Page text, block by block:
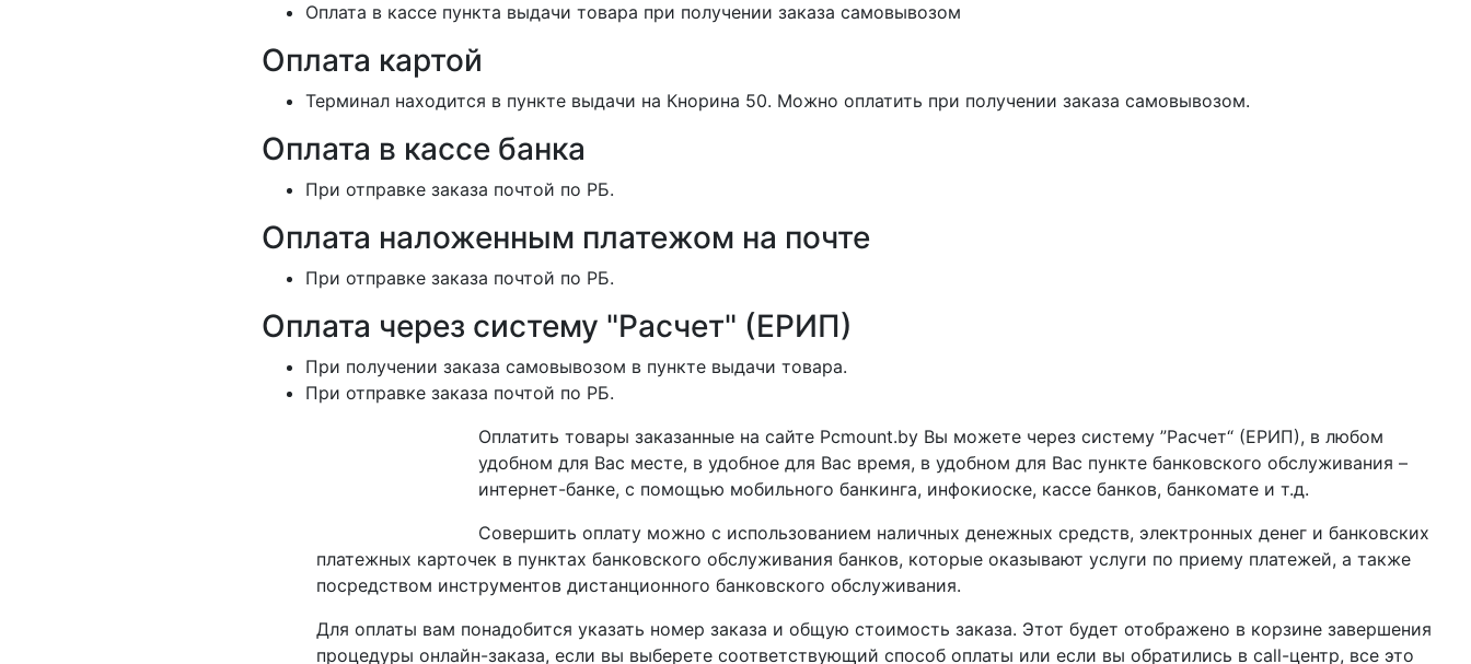
Оплата в кассе пункта выдачи товара при получении заказа самовывозом
Оплата картой
Терминал находится в пункте выдачи на Кнорина 50. Можно оплатить при получении заказа самовывозом.
Оплата в кассе банка
При отправке заказа почтой по РБ.
Оплата наложенным платежом на почте
При отправке заказа почтой по РБ.
Оплата через систему "Расчет" (ЕРИП)
При получении заказа самовывозом в пункте выдачи товара.
При отправке заказа почтой по РБ.
Оплатить товары заказанные на сайте Pcmount.by Вы можете через систему ”Расчет“ (ЕРИП), в любом
удобном для Вас месте, в удобное для Вас время, в удобном для Вас пункте банковского обслуживания –
интернет-банке, с помощью мобильного банкинга, инфокиоске, кассе банков, банкомате и т.д.
Совершить оплату можно с использованием наличных денежных средств, электронных денег и банковских
платежных карточек в пунктах банковского обслуживания банков, которые оказывают услуги по приему платежей, а также
посредством инструментов дистанционного банковского обслуживания.
Для оплаты вам понадобится указать номер заказа и общую стоимость заказа. Этот будет отображено в корзине завершения
процедуры онлайн-заказа, если вы выберете соответствующий способ оплаты или если вы обратились в call-центр, все это